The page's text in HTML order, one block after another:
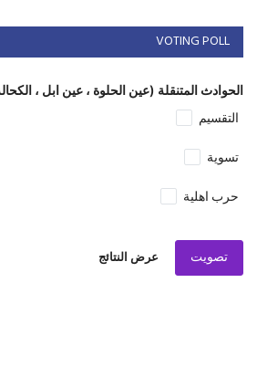
VOTING POLL
الحوادث المتنقلة (عين الحلوة ، عين ابل ،
التقسيم
تسوية
حرب اهلية
تصويت عرض النتائج